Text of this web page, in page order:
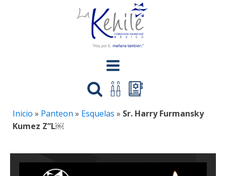
Inicio » Panteon » Esquelas » Sr. Harry Furmansky
Kumez Z”L￼